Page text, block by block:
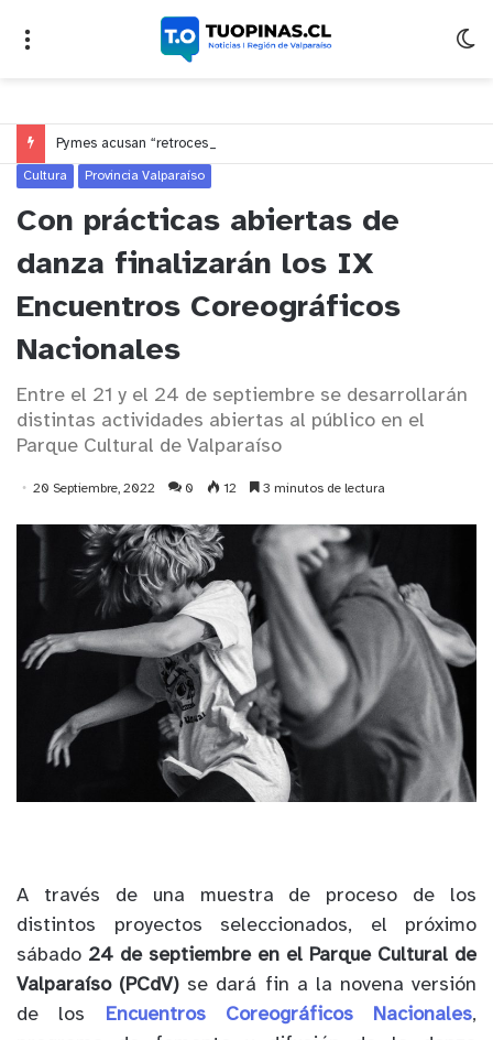
Cultura Provincia Valparaíso
Con prácticas abiertas de
danza finalizarán los IX
Encuentros Coreográficos
Nacionales
Entre el 21 y el 24 de septiembre se desarrollarán
distintas actividades abiertas al público en el
Parque Cultural de Valparaíso
20 Septiembre, 2022 0 12 3 minutos de lectura
A través de una muestra de proceso de los
distintos proyectos seleccionados, el próximo
sábado 24 de septiembre en el Parque Cultural de
Valparaíso (PCdV) se dará fin a la novena versión
de los Encuentros Coreográficos Nacionales,